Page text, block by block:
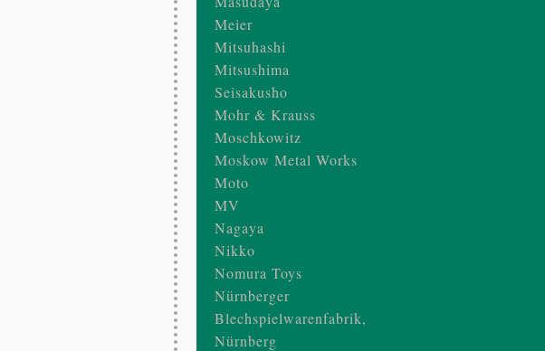
Meier
Mitsuhashi
Mitsushima
Seisakusho
Mohr & Krauss
Moschkowitz
Moskow Metal Works
Moto
MV
Nagaya
Nikko
Nomura Toys
Nürnberger
Blechspielwarenfabrik,
Nürnberg